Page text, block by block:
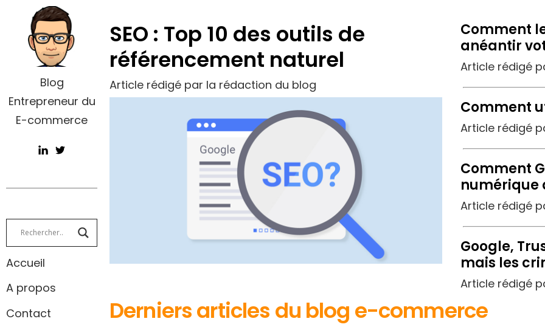
Blog
Entrepreneur du
E-commerce
Accueil
A propos
Contact
SEO : Top 10 des outils de
référencement naturel
Article rédigé par la rédaction du blog
Comment
anéantir
Article rédigé
Comment
Article rédigé
Comment
numérique
Article rédigé
Google,
mais les
Article rédigé
Derniers articles du blog e-commerce